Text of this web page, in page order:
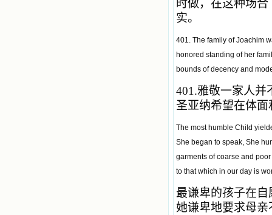
时做，在这种场
实。
401. The family of Joachim
honored standing of her
bounds of decency and
401.雅敬一家人并
圣亚纳希望在体
The most humble Child
She began to speak, She
garments of coarse and
to that which in our day is
最谦卑的孩子在
她谦卑地要求母